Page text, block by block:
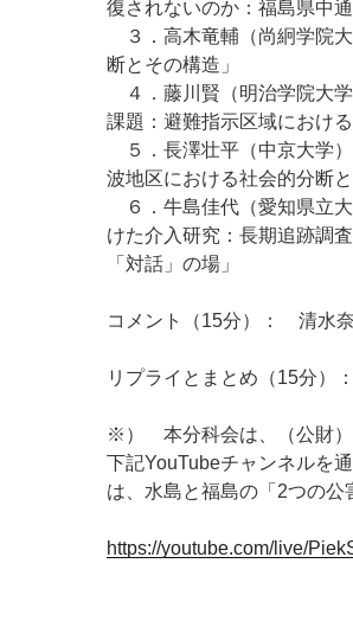
復されないのか：福島県中
３．高木竜輔（尚絅学院
断とその構造」
４．藤川賢（明治学院大
課題：避難指示区域におけ
５．長澤壮平（中京大学
波地区における社会的分断と
６．牛島佳代（愛知県立
けた介入研究：長期追跡調
「対話」の場」
コメント（15分）： 清水
リプライとまとめ（15分）
※） 本分科会は、（公財）
下記YouTubeチャンネルを
は、水島と福島の「2つの公
https://youtube.com/live/